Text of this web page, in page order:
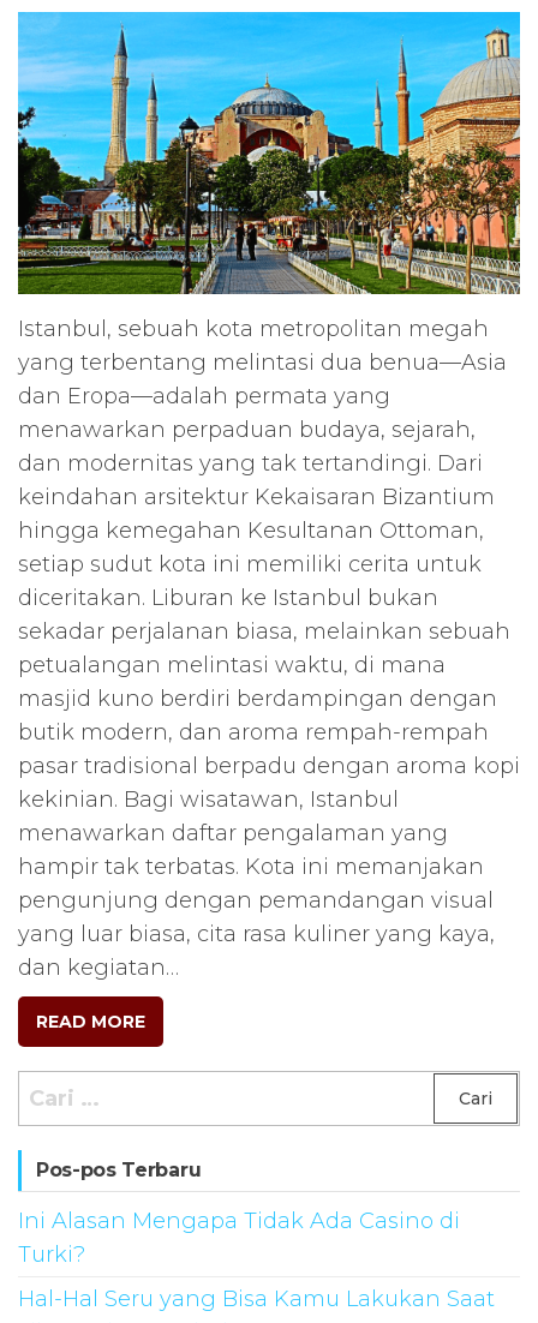
Istanbul, sebuah kota metropolitan megah
yang terbentang melintasi dua benua—Asia
dan Eropa—adalah permata yang
menawarkan perpaduan budaya, sejarah,
dan modernitas yang tak tertandingi. Dari
keindahan arsitektur Kekaisaran Bizantium
hingga kemegahan Kesultanan Ottoman,
setiap sudut kota ini memiliki cerita untuk
diceritakan. Liburan ke Istanbul bukan
sekadar perjalanan biasa, melainkan sebuah
petualangan melintasi waktu, di mana
masjid kuno berdiri berdampingan dengan
butik modern, dan aroma rempah-rempah
pasar tradisional berpadu dengan aroma kopi
kekinian. Bagi wisatawan, Istanbul
menawarkan daftar pengalaman yang
hampir tak terbatas. Kota ini memanjakan
pengunjung dengan pemandangan visual
yang luar biasa, cita rasa kuliner yang kaya,
dan kegiatan…
READ MORE
Cari
untuk:
Pos-pos Terbaru
Ini Alasan Mengapa Tidak Ada Casino di
Turki?
Hal-Hal Seru yang Bisa Kamu Lakukan Saat